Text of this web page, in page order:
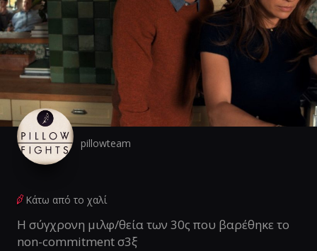
pillowteam
Κάτω από το χαλί
Η σύγχρονη μιλφ/θεία των 30ς που βαρέθηκε το
non-commitment σ3ξ